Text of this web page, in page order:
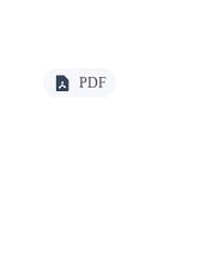
PDF